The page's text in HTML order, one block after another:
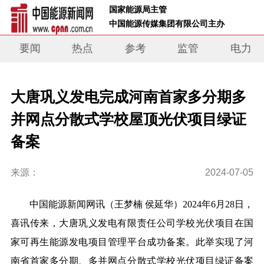
国家能源局主管
中国能源传媒集团有限公司主办
要闻 热点 参考 监管 电力
大唐巩义发电完成河南首家多分期多
并网点分散式学校屋顶光伏项目绿证
备案
来源： 2024-07-05
中国能源新闻网讯（王梦楠 侯延华）2024年6月28日，
喜讯传来，大唐巩义发电有限责任公司学校光伏项目在国
家可再生能源发电项目管理平台成功备案。此举实现了河
南省首家多分期、多并网点分散式学校光伏项目绿证备案